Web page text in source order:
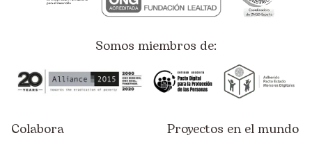
Somos miembros de:
Colabora Proyectos en el mundo